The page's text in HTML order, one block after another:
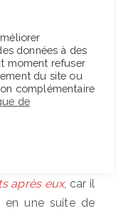
séduire
par les
effets
plus encore par
après eux, car il
en une suite de
données à des
moment refuser
du site ou
complémentaire
de